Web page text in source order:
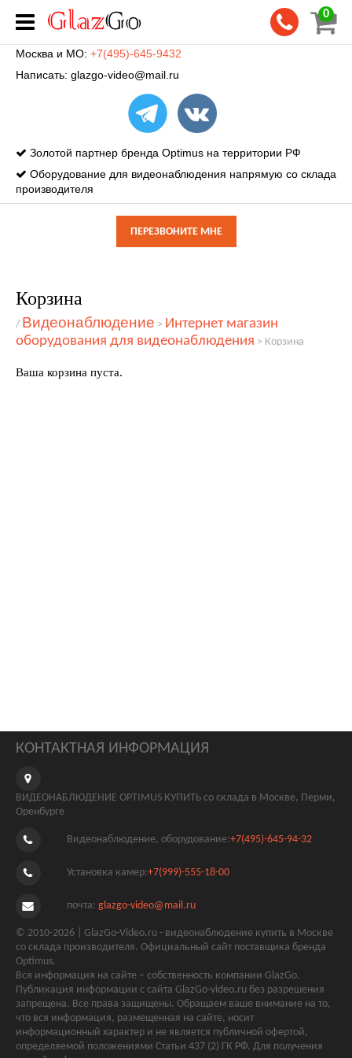
0
Москва и МО: +7(495)-645-9432
Написать: glazgo-video@mail.ru
Золотой партнер бренда Optimus на территории РФ
Оборудование для видеонаблюдения напрямую со склада
производителя
ПЕРЕЗВОНИТЕ МНЕ
Корзина
/ Видеонаблюдение > Интернет магазин
оборудования для видеонаблюдения > Корзина
Ваша корзина пуста.
КОНТАКТНАЯ ИНФОРМАЦИЯ
ВИДЕОНАБЛЮДЕНИЕ OPTIMUS КУПИТЬ со склада в Москве, Перми,
Оренбурге
Видеонаблюдение, оборудование:+7(495)-645-94-32
Установка камер:+7(999)-555-18-00
почта: glazgo-video@mail.ru
© 2010-2026 | GlazGo-Video.ru - видеонаблюдение купить в Москве
со склада производителя. Официальный сайт поставщика бренда
Optimus.
Вся информация на сайте – собственность компании GlazGo.
Публикация информации с сайта GlazGo-video.ru без разрешения
запрещена. Все права защищены. Обращаем ваше внимание на то,
что вся информация, размещенная на сайте, носит
информационный характер и не является публичной офертой,
определяемой положениями Статьи 437 (2) ГК РФ. Для получения